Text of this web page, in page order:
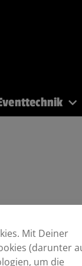
Mit Deiner
(darunter
um die